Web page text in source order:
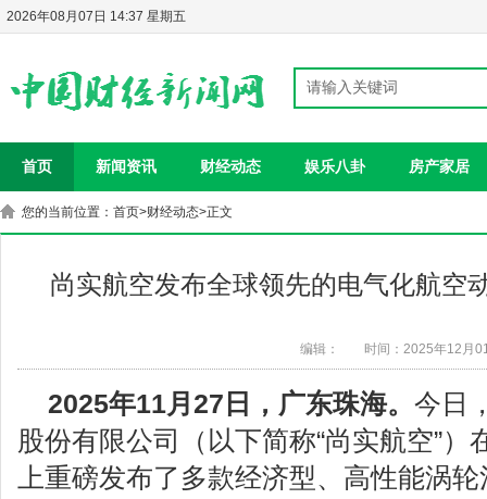
2026年08月07日 14:37 星期五
首页 新闻资讯 财经动态 娱乐八卦 房产家居
您的当前位置： 首页>财经动态>正文
尚实航空发布全球领先的电气化航空
编辑： 时间：2025年12月
2025年11月 27日，广东珠海。 今日
股份有限公司（以下简称“尚实航空”
上重磅发布了多款经济型、高性能涡